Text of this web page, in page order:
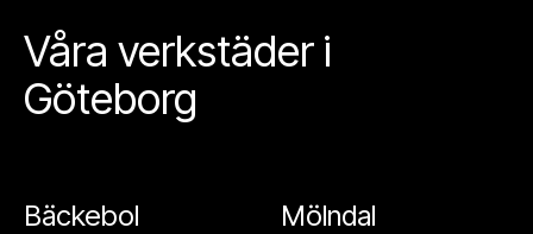
Våra verkstäder i
Göteborg
Bäckebol Mölndal